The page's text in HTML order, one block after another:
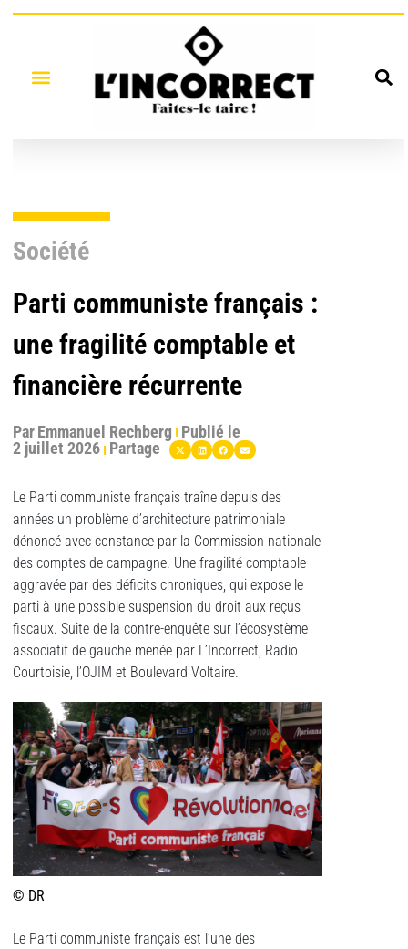
Société
Parti communiste français :
une fragilité comptable et
financière récurrente
ParEmmanuel Rechberg Publié le
2 juillet 2026 Partage
Le Parti communiste français traîne depuis des
années un problème d’architecture patrimoniale
dénoncé avec constance par la Commission nationale
des comptes de campagne. Une fragilité comptable
aggravée par des déficits chroniques, qui expose le
parti à une possible suspension du droit aux reçus
fiscaux. Suite de la contre-enquête sur l’écosystème
associatif de gauche menée par L’Incorrect, Radio
Courtoisie, l’OJIM et Boulevard Voltaire.
© DR
Le Parti communiste français est l’une des